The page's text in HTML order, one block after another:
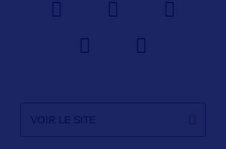
VOIR LE SITE